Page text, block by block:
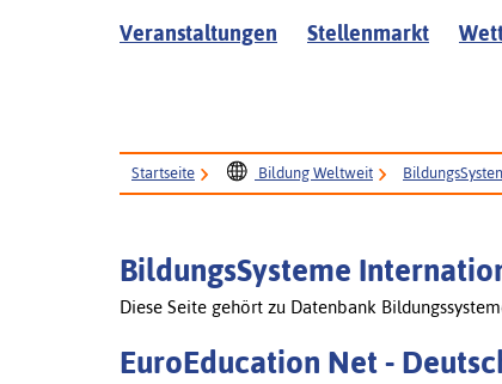
Veranstaltungen Stellenmarkt
Startseite Bildung Weltweit
BildungsSysteme
Diese Seite gehört zu Datenbank
EuroEducation Net -